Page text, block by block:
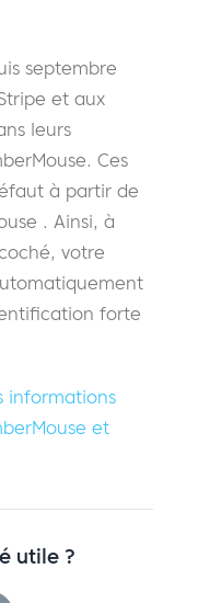
septembre
et aux
leurs
Ces
à partir de
. Ainsi, à
votre
forte
informations
et
utile ?